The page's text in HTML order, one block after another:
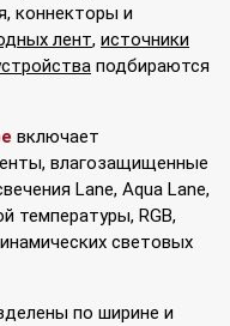
коннекторы и
лент, источники
подбираются
включает
влагозащищенные
Lane, Aqua Lane,
температуры, RGB,
световых
по ширине и